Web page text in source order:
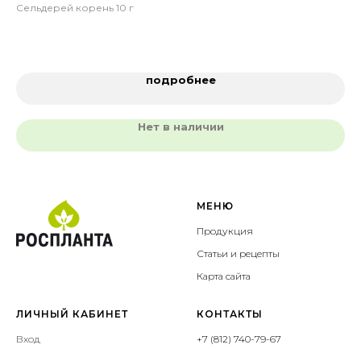
Сельдерей корень 10 г
подробнее
Нет в наличии
МЕНЮ
Продукция
Статьи и рецепты
Карта сайта
ЛИЧНЫЙ КАБИНЕТ
Вход
КОНТАКТЫ
+7 (812) 740-79-67